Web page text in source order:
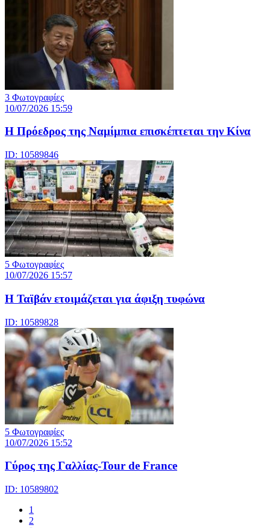
3 Φωτογραφίες
10/07/2026 15:59
Η Πρόεδρος της Ναμίμπια επισκέπτεται την Κίνα
ID: 10589846
5 Φωτογραφίες
10/07/2026 15:57
Η Ταϊβάν ετοιμάζεται για άφιξη τυφώνα
ID: 10589828
5 Φωτογραφίες
10/07/2026 15:52
Γύρος της Γαλλίας-Tour de France
ID: 10589802
1
2